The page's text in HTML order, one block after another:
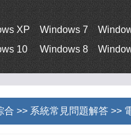
XP Windows 7
10
Windows 8
合 >> 系統常見問題解答 >>